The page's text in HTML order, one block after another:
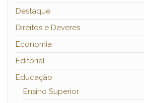
Destaque
Direitos e Deveres
Economia
Editorial
Educação
Ensino Superior